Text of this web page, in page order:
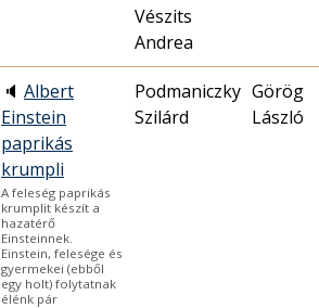
Vészits
Andrea
🔈 Albert
Einstein
paprikás
krumpli
A feleség paprikás
krumplit készít a
hazatérő
Einsteinnek.
Einstein, felesége és
gyermekei (ebből
egy holt) folytatnak
élénk pár
Podmaniczky
Szilárd
Görög
László